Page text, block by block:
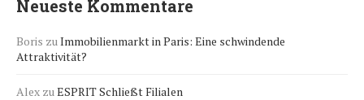
Neueste Kommentare
Boris zuImmobilienmarkt in Paris: Eine schwindende
Attraktivität?
Alex zuESPRIT Schließt Filialen